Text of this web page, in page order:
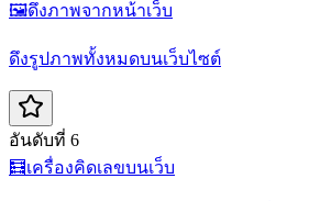
🖼️ดึงภาพจากหน้าเว็บ
ดึงรูปภาพทั้งหมดบนเว็บไซต์
อันดับที่ 6
🧮เครื่องคิดเลขบนเว็บ